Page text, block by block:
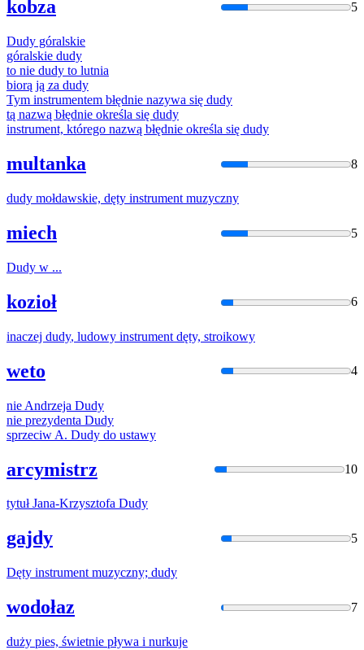
kobza 5
Dudy góralskie
góralskie dudy
to nie dudy to lutnia
biorą ją za dudy
Tym instrumentem błędnie nazywa się dudy
tą nazwą błędnie określa się dudy
instrument, którego nazwą błędnie określa się dudy
multanka 8
dudy mołdawskie, dęty instrument muzyczny
miech 5
Dudy w ...
kozioł 6
inaczej dudy, ludowy instrument dęty, stroikowy
weto 4
nie Andrzeja Dudy
nie prezydenta Dudy
sprzeciw A. Dudy do ustawy
arcymistrz 10
tytuł Jana-Krzysztofa Dudy
gajdy 5
Dęty instrument muzyczny; dudy
wodołaz 7
duży pies, świetnie pływa i nurkuje